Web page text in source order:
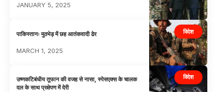
JANUARY 5, 2025
विदेश
पाकिस्तानः मुठभेड़ में छह आतंकवादी ढेर
MARCH 1, 2025
विदेश
उष्णकटिबंधीय तूफान की वजह से नासा, स्पेसएक्स के चालक
दल के साथ प्रक्षेपण में देरी